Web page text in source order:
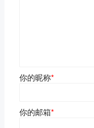
你的昵称*
你的邮箱*